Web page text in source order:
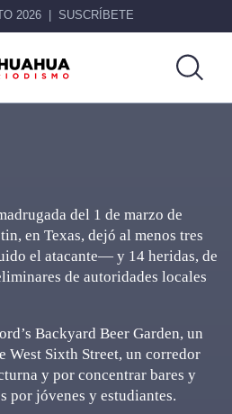
2026 SUSCRÍBETE
del 1 de marzo de
en Texas, dejó al menos tres
el atacante— y 14 heridas, de
de autoridades locales
Backyard Beer Garden, un
West Sixth Street, un corredor
y por concentrar bares y
por jóvenes y estudiantes.